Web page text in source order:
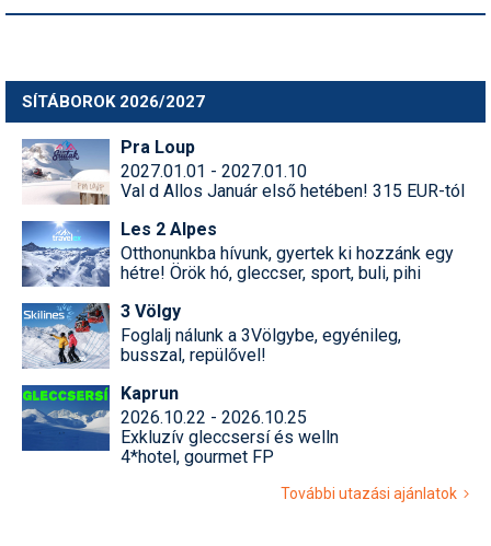
SÍTÁBOROK 2026/2027
Pra Loup
2027.01.01 - 2027.01.10
Val d Allos Január első hetében! 315 EUR-tól
Les 2 Alpes
Otthonunkba hívunk, gyertek ki hozzánk egy
hétre! Örök hó, gleccser, sport, buli, pihi
3 Völgy
Foglalj nálunk a 3Völgybe, egyénileg,
busszal, repülővel!
Kaprun
2026.10.22 - 2026.10.25
Exkluzív gleccsersí és welln
4*hotel, gourmet FP
További utazási ajánlatok